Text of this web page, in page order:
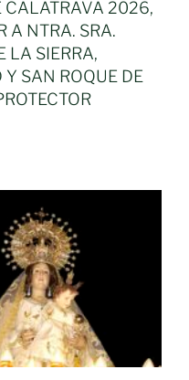
CALATRAVA 2026,
A NTRA. SRA.
LA SIERRA,
SAN ROQUE DE